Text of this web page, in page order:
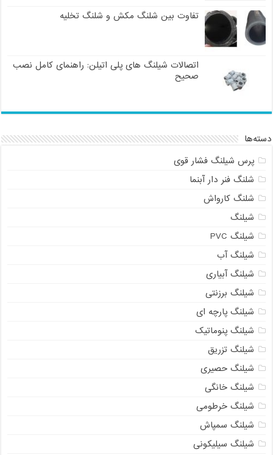
تفاوت بین شلنگ مکش و شلنگ تخلیه
اتصالات شیلنگ های پلی اتیلن: راهنمای کامل نصب
صحیح
دسته‌ها
پرس شیلنگ فشار قوی
شلنگ فنر دار آبنما
شلنگ کارواش
شیلنگ
شیلنگ PVC
شیلنگ آب
شیلنگ آبیاری
شیلنگ برزنتی
شیلنگ پارچه ای
شیلنگ پنوماتیک
شیلنگ تزریق
شیلنگ حصیری
شیلنگ خانگی
شیلنگ خرطومی
شیلنگ سمپاش
شیلنگ سیلیکونی